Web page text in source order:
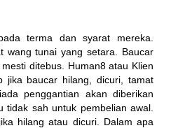
terma dan syarat mereka.
wang tunai yang setara. Baucar
ditebus. Human8 atau Klien
jika baucar hilang, dicuri, tamat
penggantian akan diberikan
tidak sah untuk pembelian awal.
hilang atau dicuri. Dalam apa